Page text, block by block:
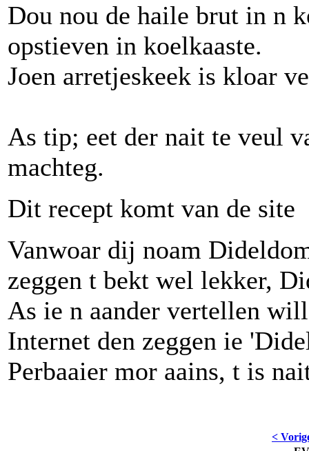
Dou nou de haile brut in n
opstieven in koelkaaste.
Joen arretjeskeek is kloar
As tip; eet der nait te veul
machteg.
Dit recept komt van de
Vanwoar dij noam
zeggen t bekt wel lekker,
As ie n aander vertellen
Internet den zeggen ie
Perbaaier mor aains, t is
<